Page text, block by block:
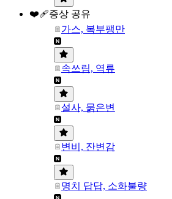
❤️‍🩹증상 공유
가스, 복부팽만
속쓰림, 역류
설사, 묽은변
변비, 잔변감
명치 답답, 소화불량